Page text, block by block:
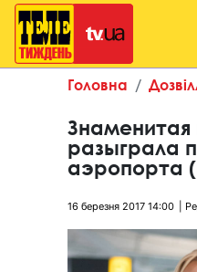
Головна
Знаменитая
разыграла
аэропорта
16 березня 2017 14:00